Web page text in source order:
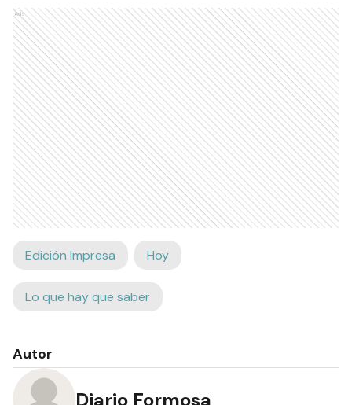
Ads
Edición Impresa Hoy
Lo que hay que saber
Autor
Diario Formosa